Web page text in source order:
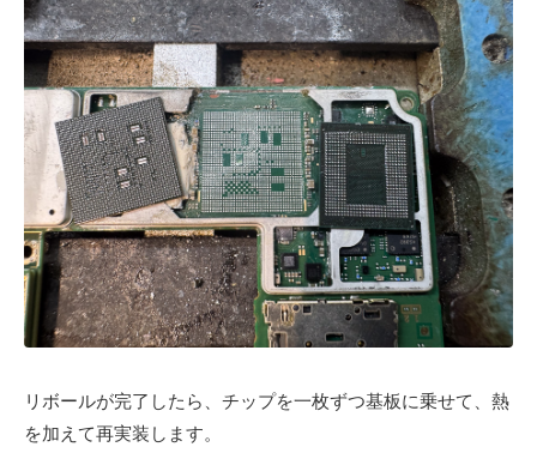
リボールが完了したら、チップを一枚ずつ基板に乗せて、熱
を加えて再実装します。